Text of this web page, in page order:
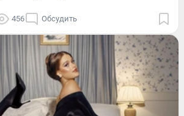
456 Обсудить